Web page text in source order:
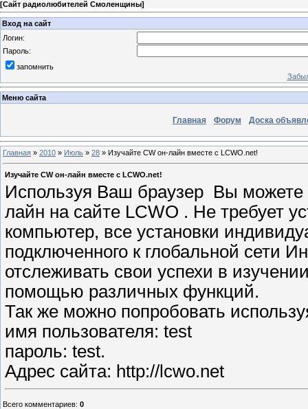
[Сайт радиолюбителей Смоленщины]
Вход на сайт
Логин:
Пароль:
запомнить
Меню сайта
Главная Форум Доска
Главная » 2010 » Июль » 28 » Изучайте CW он-лайн вместе с LCWO.net!
Изучайте CW он-лайн вместе с LCWO.net!
Используя Ваш браузер Вы можете
лайн на сайте LCWO . Не требует
компьютер, все установки
подключенного к глобальной сети
отслеживать свои успехи в
помощью различных функций.
Так же можно попробовать
имя пользователя: test
пароль: test.
Адрес сайта: http://lcwo.net
Всего комментариев: 0